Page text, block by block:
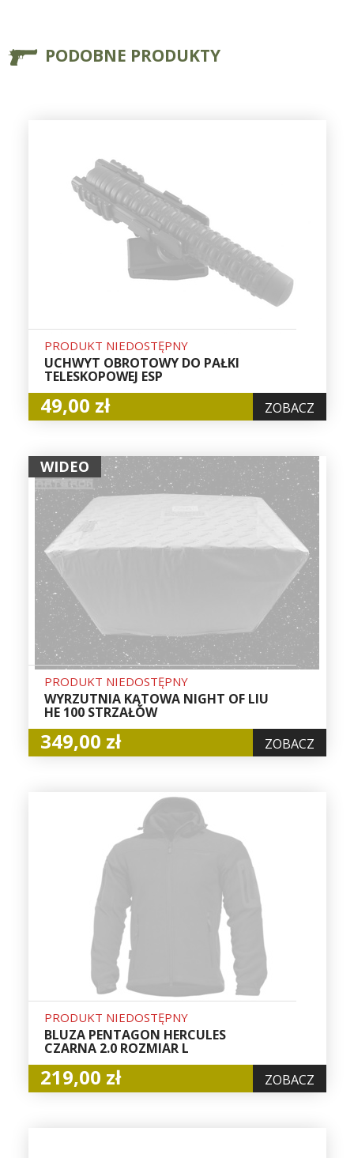
PODOBNE PRODUKTY
PRODUKT NIEDOSTĘPNY
UCHWYT OBROTOWY DO PAŁKI
TELESKOPOWEJ ESP
49,00 zł ZOBACZ
WIDEO
PRODUKT NIEDOSTĘPNY
WYRZUTNIA KĄTOWA NIGHT OF LIU
HE 100 STRZAŁÓW
349,00 zł ZOBACZ
PRODUKT NIEDOSTĘPNY
BLUZA PENTAGON HERCULES
CZARNA 2.0 ROZMIAR L
219,00 zł ZOBACZ